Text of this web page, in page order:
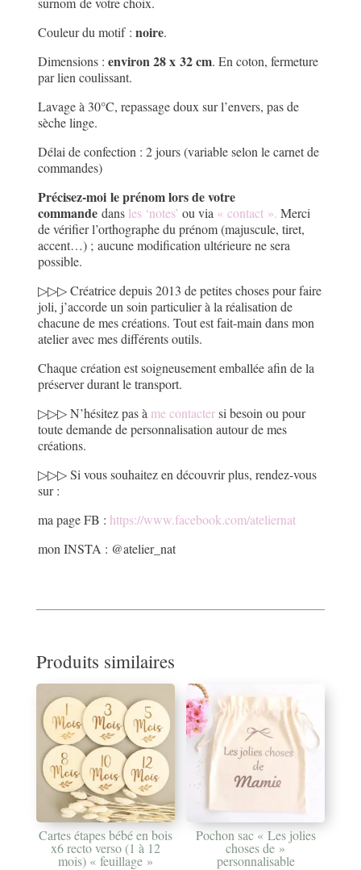
Couleur du motif :noire.
Dimensions :environ 28 x 32 cm. En coton, fermeture
par lien coulissant.
Lavage à 30°C, repassage doux sur l’envers, pas de
sèche linge.
Délai de confection : 2 jours (variable selon le carnet de
commandes)
Précisez-moi le prénom lors de votre
commandedans les ‘notes’ ou via « contact ».Merci
de vérifier l’orthographe du prénom (majuscule, tiret,
accent…) ; aucune modification ultérieure ne sera
possible.
▷▷▷ Créatrice depuis 2013 de petites choses pour faire
joli, j’accorde un soin particulier à la réalisation de
chacune de mes créations. Tout est fait-main dans mon
atelier avec mes différents outils.
Chaque création est soigneusement emballée afin de la
préserver durant le transport.
▷▷▷ N’hésitez pas à me contactersi besoin ou pour
toute demande de personnalisation autour de mes
créations.
▷▷▷ Si vous souhaitez en découvrir plus, rendez-vous
sur :
ma page FB : https://www.facebook.com/ateliernat
mon INSTA : @atelier_nat
Produits similaires
Cartes étapes bébé en bois
x6 recto verso (1 à 12
mois) « feuillage »
Pochon sac « Les jolies
choses de »
personnalisable